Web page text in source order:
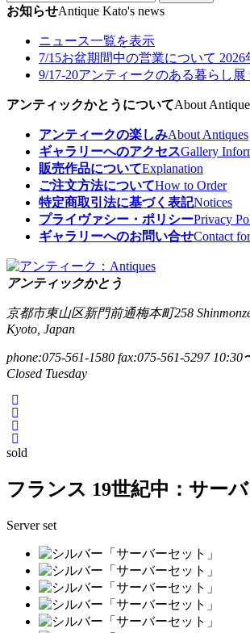
お知らせAntique Kato's news
ニュース一覧を表示
7/15お盆期間中の営業について 2026
9/17-20アンティークのある暮らし展
アンティックかとうについてAbout
アンティークの楽しみAbout Antiques
ギャラリーへのアクセスGallery
販売作品についてExplanation
ご注文方法についてHow to Order
特定商取引法に基づく表記Notices
プライヴァシー・ポリシーPrivacy
ギャラリーへのお問い合せContact
アンティックかとう
京都市東山区新門前通梅本町258
Kyoto, Japan
phone:075-561-1580 fax:075-561-5297 10:30
Closed Tuesday
sold
フランス 19世紀中：サー
Server set